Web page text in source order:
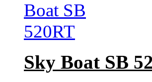
Sky Boat SB